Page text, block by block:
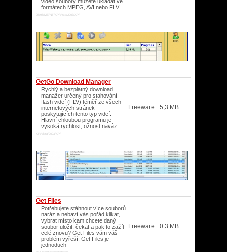
formátech MPEG, AVI nebo FLV.
95/98/ME/NT/XP/Vista/2003/XP/
GetGo Download Manager
Rychlý a bezplatný download
manažer určený pro stahování
flash videí (FLV) téměř ze všech
internetových stránek
poskytujících tento typ videí.
Hlavní chloubou programu je
vysoká rychlost, ožnost naváz
XP/Vista/2003/XP/
Freeware 5,3 MB
Get Files
Potřebujete stáhnout více souborů
naráz a nebaví vás pořád klikat,
vybrat místo kam chcete daný
soubor uložit, čekat a pak to zažít
celé znovu? Get Files vám váš
problém vyřeší. Get Files je
jednoduch
Freeware 0.3 MB